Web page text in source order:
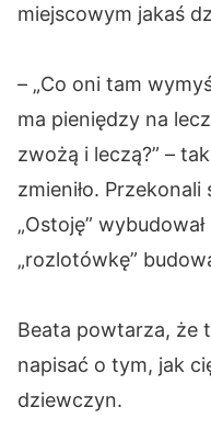
miejscowym jakaś
– „Co oni tam
ma pieniędzy na
zwożą i leczą?” –
zmieniło. Przekonali
„Ostoję”
„rozlotówkę”
Beata powtarza, że
napisać o tym, jak
dziewczyn.